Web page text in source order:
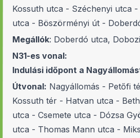
Kossuth utca - Széchenyi utca
utca - Böszörményi út -
Megállók: Doberdó utca,
N31-es vonal:
Indulási időpont a
Útvonal: Nagyállomás - Petőfi
Kossuth tér - Hatvan utca -
utca - Csemete utca - Dózsa
utca - Thomas Mann utca -